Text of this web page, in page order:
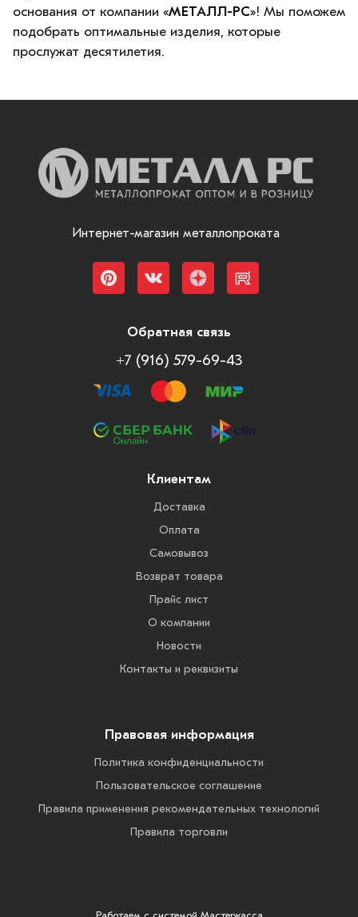
основания от компании «МЕТАЛЛ-РС»! Мы поможем
подобрать оптимальные изделия, которые
прослужат десятилетия.
Интернет-магазин металлопроката
Обратная связь
+7 (916) 579-69-43
Клиентам
Доставка
Оплата
Самовывоз
Возврат товара
Прайс лист
О компании
Новости
Контакты и реквизиты
Правовая информация
Политика конфиденциальности
Пользовательское соглашение
Правила применения рекомендательных технологий
Правила торговли